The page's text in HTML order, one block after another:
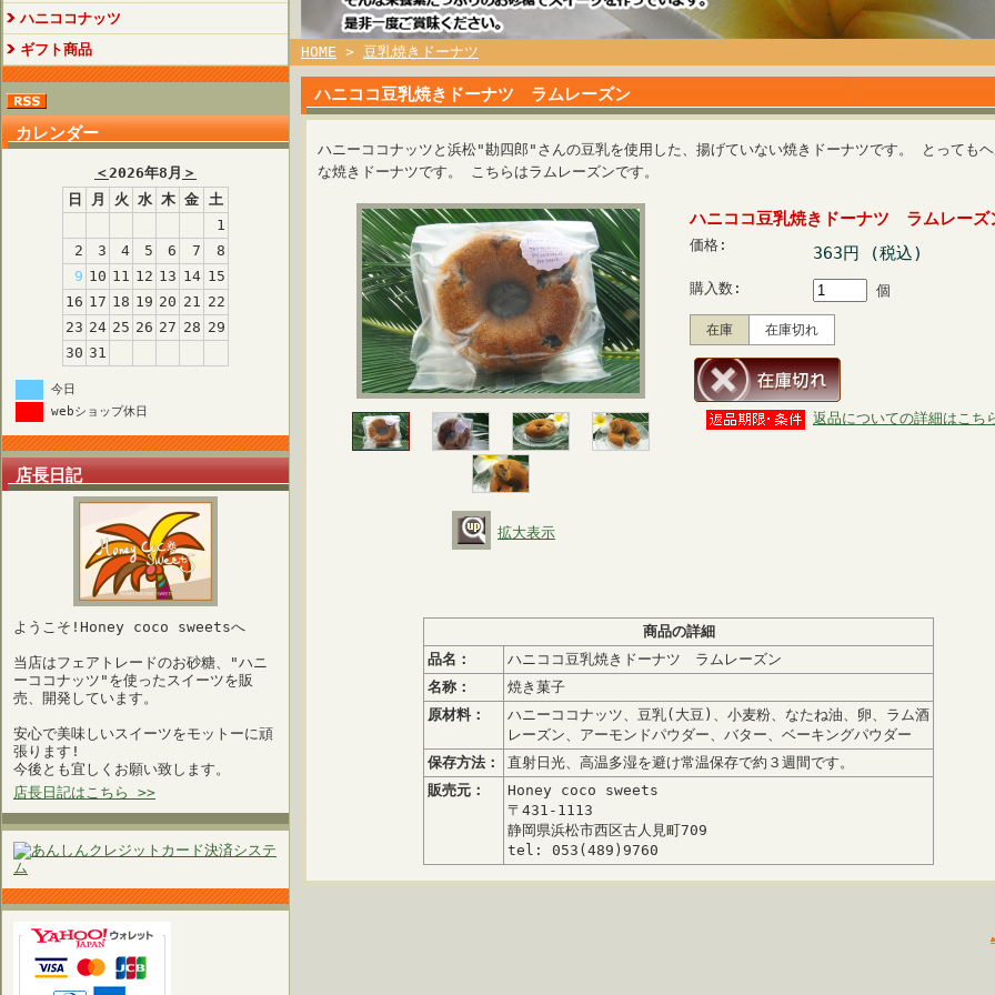
ハニココナッツ
ギフト商品
カレンダー
＜2026年8月 ＞
日
月 火 水 木 金 土
1
2
3 4 5 6 7
8
9 10 11 12 13 14 15
16 17 18 19 20 21 22
23 24 25 26 27 28 29
30 31
今日
webショップ休日
店長日記
ようこそ!Honey coco sweetsへ
当店はフェアトレードのお砂糖、"ハニ
ーココナッツ"を使ったスイーツを販
売、開発しています。
安心で美味しいスイーツをモットーに頑
張ります!
今後とも宜しくお願い致します。
店長日記はこちら >>
HOME > 豆乳焼きドーナツ
ハニココ豆乳焼きドーナツ ラムレーズン
ハニーココナッツと浜松"勘四郎"さんの豆乳を使用した、揚げていない焼きドーナツです。 とっても
な焼きドーナツです。 こちらはラムレーズンです。
拡大表示
ハニココ豆乳焼きドーナツ ラムレーズ
価格: 363円 (税込)
購入数: 個
在庫 在庫切れ
返品についての詳細はこち
商品の詳細
品名：
ハニココ豆乳焼きドーナツ ラムレーズン
名称：
焼き菓子
原材料：
ハニーココナッツ、豆乳(大豆)、小麦粉、なたね油、卵、ラム酒
レーズン、アーモンドパウダー、バター、ベーキングパウダー
保存方法：
直射日光、高温多湿を避け常温保存で約３週間です。
販売元：
Honey coco sweets
〒431-1113
静岡県浜松市西区古人見町709
tel: 053(489)9760